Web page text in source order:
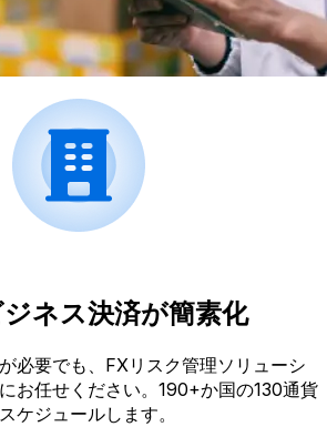
ネス決済が簡素化
必要でも、FXリスク管理ソリューシ
お任せください。190+か国の130通貨
ケジュールします。